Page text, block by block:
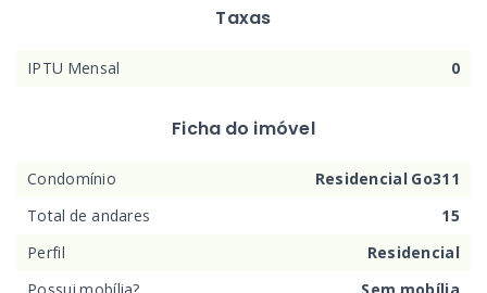
Taxas
IPTU Mensal 0
Ficha do imóvel
Condomínio
Residencial Go311
Total de andares
15
Perfil
Residencial